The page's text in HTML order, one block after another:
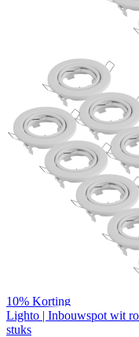
10% Korting
Lighto | Inbouwspot wit
stuks